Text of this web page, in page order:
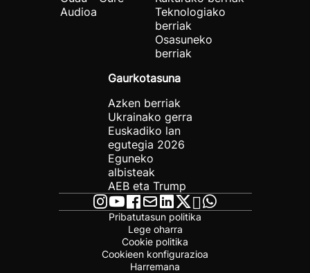
Audioa
Teknologiako
berriak
Osasuneko
berriak
Gaurkotasuna
Azken berriak
Ukrainako gerra
Euskadiko lan
egutegia 2026
Eguneko
albisteak
AEB eta Trump
Pribatutasun politika
Lege oharra
Cookie politika
Cookieen konfigurazioa
Harremana